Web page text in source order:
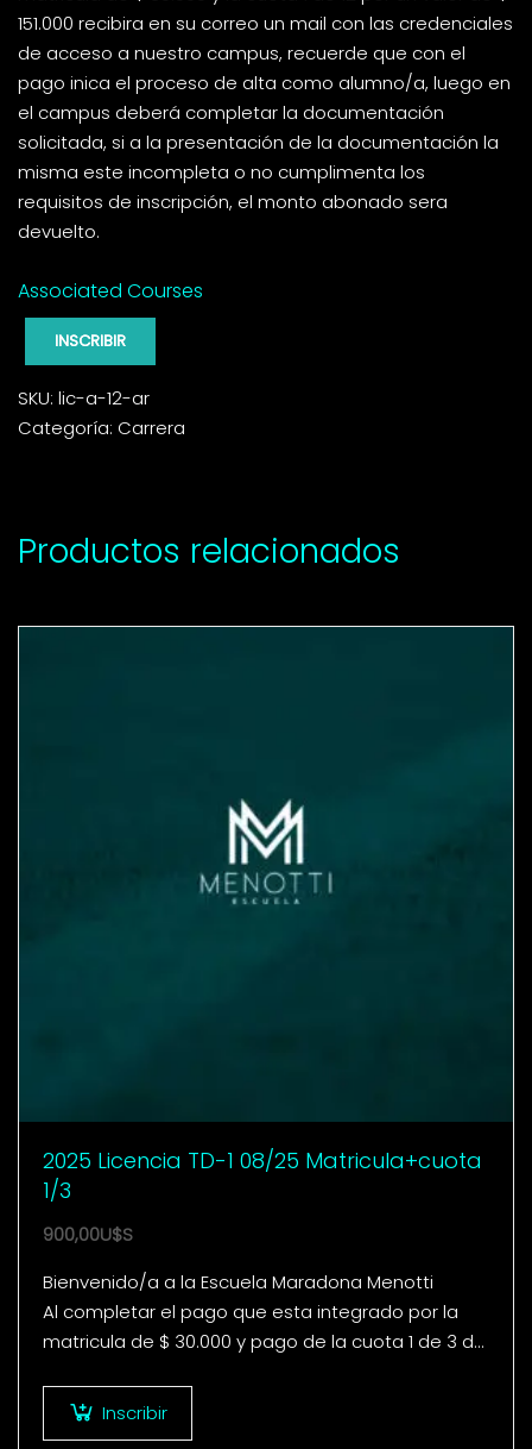
151.000 recibira en su correo un mail con las credenciales
de acceso a nuestro campus, recuerde que con el
pago inica el proceso de alta como alumno/a, luego en
el campus deberá completar la documentación
solicitada, si a la presentación de la documentación la
misma este incompleta o no cumplimenta los
requisitos de inscripción, el monto abonado sera
devuelto.
Associated Courses
INSCRIBIR
SKU: lic-a-12-ar
Categoría: Carrera
Productos relacionados
2025 Licencia TD-1 08/25 Matricula+cuota
1/3
900,00U$S
Bienvenido/a a la Escuela Maradona Menotti
Al completar el pago que esta integrado por la
matricula de $ 30.000 y pago de la cuota 1 de 3 del
Inscribir